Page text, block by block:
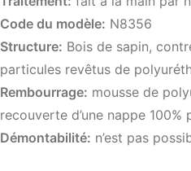
Code du modèle: N8356
Structure: Bois de sapin,
particules revêtus de
Rembourrage: mousse de
recouverte d’une nappe 100%
Démontabilité: n’est pas